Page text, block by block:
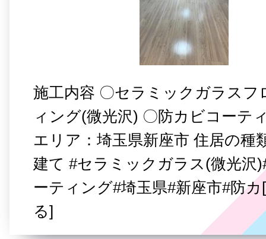
施工内容 〇セラミックガラスフ
ィング(微光沢) 〇防カビコーテ
エリア：埼玉県新座市 住居の種
建て #セラミックガラス(微光沢
ーティング#埼玉県#新座市#防
る]